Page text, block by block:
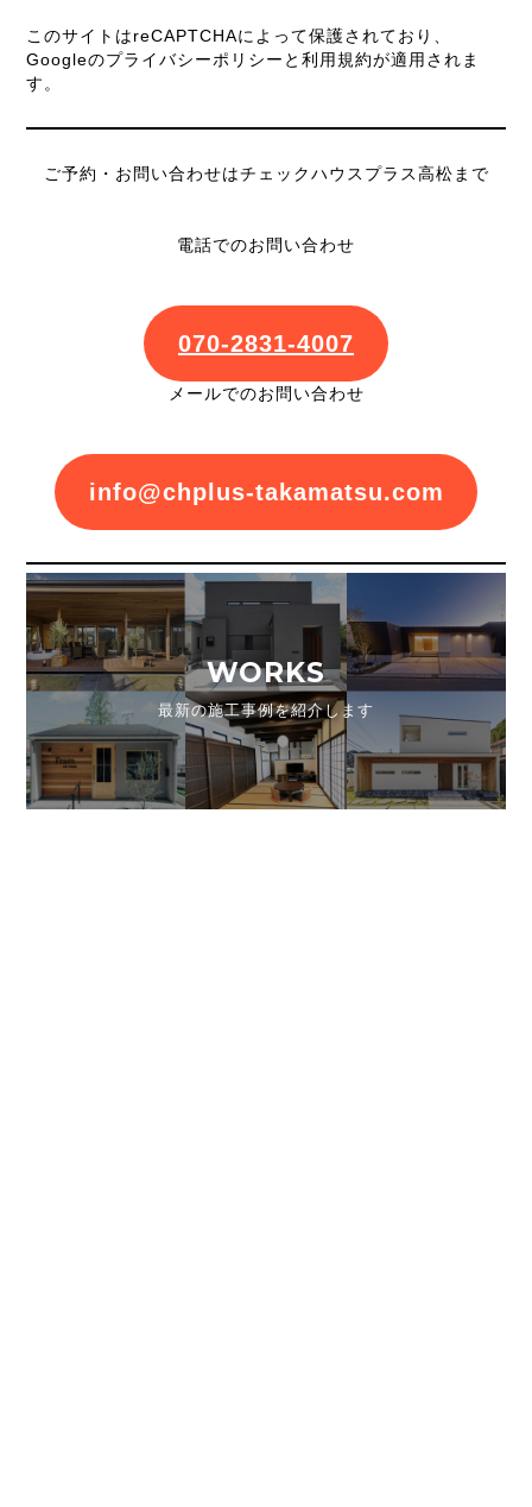
このサイトはreCAPTCHAによって保護されており、
Googleのプライバシーポリシー と利用規約が適用されま
す。
ご予約・お問い合わせはチェックハウスプラス高松まで
電話でのお問い合わせ
070-2831-4007
メールでのお問い合わせ
info@chplus-takamatsu.com
WORKS
最新の施工事例を紹介します